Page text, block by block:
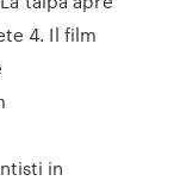
4. Il film
in